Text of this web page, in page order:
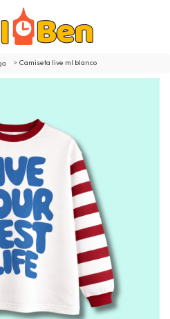
Camiseta live ml blanco